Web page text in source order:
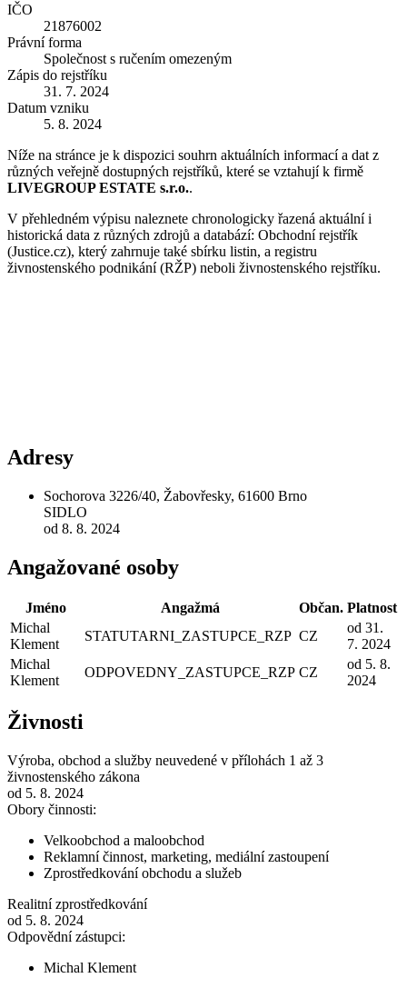
IČO
21876002
Právní forma
Společnost s ručením omezeným
Zápis do rejstříku
31. 7. 2024
Datum vzniku
5. 8. 2024
Níže na stránce je k dispozici souhrn aktuálních informací a dat z
různých veřejně dostupných rejstříků, které se vztahují k firmě
LIVEGROUP ESTATE s.r.o..
V přehledném výpisu naleznete chronologicky řazená aktuální i
historická data z různých zdrojů a databází: Obchodní rejstřík
(Justice.cz), který zahrnuje také sbírku listin, a registru
živnostenského podnikání (RŽP) neboli živnostenského rejstříku.
Adresy
Sochorova 3226/40, Žabovřesky, 61600 Brno
SIDLO
od 8. 8. 2024
Angažované osoby
Jméno Angažmá Občan. Platnost
Michal
Klement
STATUTARNI_ZASTUPCE_RZP CZ
od 31.
7. 2024
Michal
Klement
ODPOVEDNY_ZASTUPCE_RZP CZ
od 5. 8.
2024
Živnosti
Výroba, obchod a služby neuvedené v přílohách 1 až 3
živnostenského zákona
od 5. 8. 2024
Obory činnosti:
Velkoobchod a maloobchod
Reklamní činnost, marketing, mediální zastoupení
Zprostředkování obchodu a služeb
Realitní zprostředkování
od 5. 8. 2024
Odpovědní zástupci:
Michal Klement